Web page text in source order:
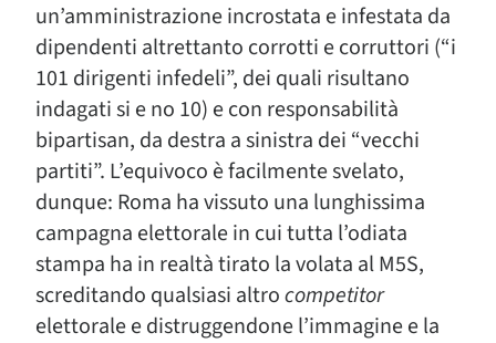
un’amministrazione incrostata e infestata da
dipendenti altrettanto corrotti e corruttori (“i
101 dirigenti infedeli”, dei quali risultano
indagati si e no 10) e con responsabilità
bipartisan, da destra a sinistra dei “vecchi
partiti”. L’equivoco è facilmente svelato,
dunque: Roma ha vissuto una lunghissima
campagna elettorale in cui tutta l’odiata
stampa ha in realtà tirato la volata al M5S,
screditando qualsiasi altrocompetitor
elettorale e distruggendone l’immagine e la